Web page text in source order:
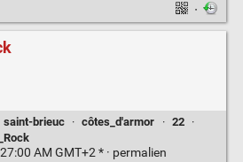
·
saint-brieuc · côtes_d'armor · 22
·
AM GMT+2 * · permalien